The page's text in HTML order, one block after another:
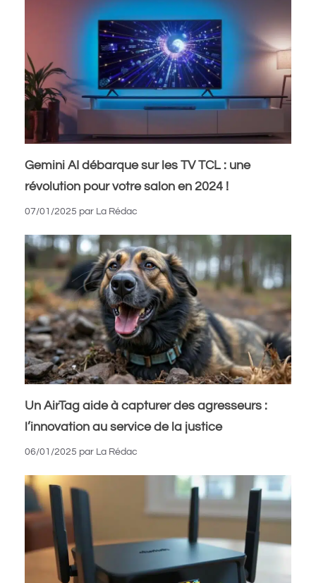
Gemini AI débarque sur les TV TCL : une
révolution pour votre salon en 2024 !
07/01/2025 par La Rédac
Un AirTag aide à capturer des agresseurs :
l’innovation au service de la justice
06/01/2025 par La Rédac